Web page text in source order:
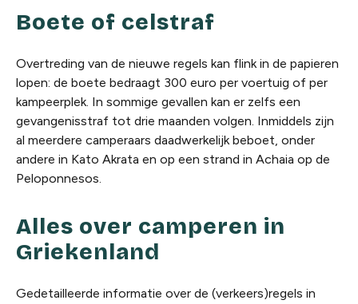
Boete of celstraf
Overtreding van de nieuwe regels kan flink in de papieren
lopen: de boete bedraagt 300 euro per voertuig of per
kampeerplek. In sommige gevallen kan er zelfs een
gevangenisstraf tot drie maanden volgen. Inmiddels zijn
al meerdere camperaars daadwerkelijk beboet, onder
andere in Kato Akrata en op een strand in Achaia op de
Peloponnesos.
Alles over camperen in
Griekenland
Gedetailleerde informatie over de (verkeers)regels in